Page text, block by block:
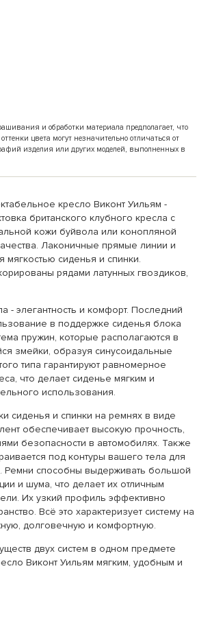
и обработки материала предполагает, что
цвета могут незначительно отличаться от
изделия или других моделей, выполненных в
кресло Виконт Уильям -
британского клубного кресла с
кожи буйвола или конопляной
Лаконичные прямые линии и
мягкостью сиденья и спинки.
рядами латунных гвоздиков,
- элегантность и комфорт. Последний
в поддержке сиденья блока
пружин, которые располагаются в
змейки, образуя синусоидальные
типа гарантируют равномерное
что делает сиденье мягким и
использования.
сиденья и спинки на ремнях в виде
обеспечивает высокую прочность,
безопасности в автомобилях. Также
под контуры вашего тела для
Ремни способны выдерживать большой
и шума, что делает их отличным
Их узкий профиль эффективно
Всё это характеризует систему на
долговечную и комфортную.
двух систем в одном предмете
Виконт Уильям мягким, удобным и